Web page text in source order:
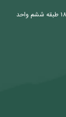
تهران-خیابان سهروردی شمالی خیابان هویزه پلاک 18 طبقه ششم واحد